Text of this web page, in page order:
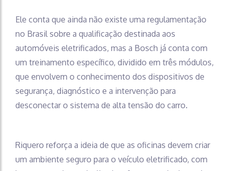
Ele conta que ainda não existe uma regulamentação
no Brasil sobre a qualificação destinada aos
automóveis eletrificados, mas a Bosch já conta com
um treinamento específico, dividido em três módulos,
que envolvem o conhecimento dos dispositivos de
segurança, diagnóstico e a intervenção para
desconectar o sistema de alta tensão do carro.
Riquero reforça a ideia de que as oficinas devem criar
um ambiente seguro para o veículo eletrificado, com